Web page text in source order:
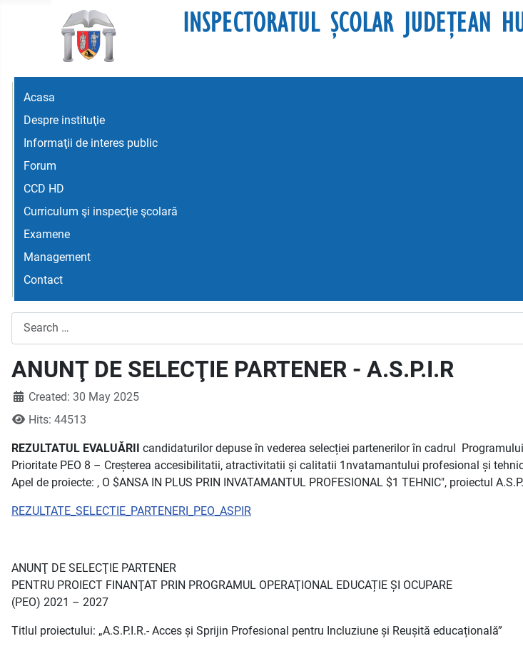
Acasa
Despre instituţie
Informaţii de interes public
Forum
CCD HD
Curriculum şi inspecţie şcolară
Examene
Management
Contact
ANUNŢ DE SELECŢIE PARTENER - A.S.P.I.R
Created: 30 May 2025
Hits: 44513
REZULTATUL EVALUĂRII candidaturilor depuse în vederea selecției partenerilor în cadrul
Prioritate PEO 8 – Creșterea accesibilitatii, atractivitatii și calitatii 1nvatamantului profesional și
Apel de proiecte: , O $ANSA IN PLUS PRIN INVATAMANTUL PROFESIONAL $1 TEHNIC", proiectul
REZULTATE_SELECTIE_PARTENERI_PEO_ASPIR
ANUNŢ DE SELECŢIE PARTENER
PENTRU PROIECT FINANŢAT PRIN PROGRAMUL OPERAŢIONAL EDUCAȚIE ȘI OCUPARE
(PEO) 2021 – 2027
Titlul proiectului: „A.S.P.I.R.- Acces și Sprijin Profesional pentru Incluziune și Reușită educațională”